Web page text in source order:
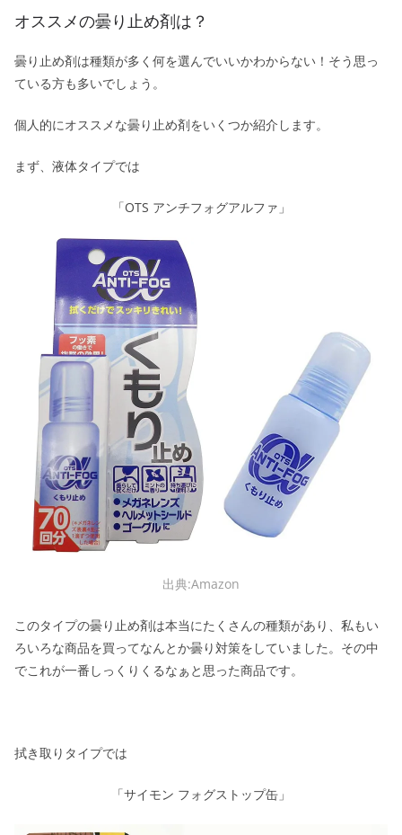
オススメの曇り止め剤は？
曇り止め剤は種類が多く何を選んでいいかわからない！そう思っ
ている方も多いでしょう。
個人的にオススメな曇り止め剤をいくつか紹介します。
まず、液体タイプでは
「OTS アンチフォグアルファ」
出典:Amazon
このタイプの曇り止め剤は本当にたくさんの種類があり、私もい
ろいろな商品を買ってなんとか曇り対策をしていました。その中
でこれが一番しっくりくるなぁと思った商品です。
拭き取りタイプでは
「サイモン フォグストップ缶」